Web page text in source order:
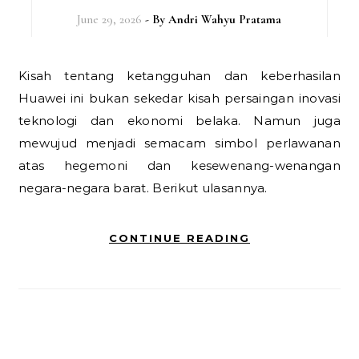
June 29, 2026 - ByAndri Wahyu Pratama
Kisah tentang ketangguhan dan keberhasilan
Huawei ini bukan sekedar kisah persaingan inovasi
teknologi dan ekonomi belaka. Namun juga
mewujud menjadi semacam simbol perlawanan
atas hegemoni dan kesewenang-wenangan
negara-negara barat. Berikut ulasannya.
CONTINUE READING